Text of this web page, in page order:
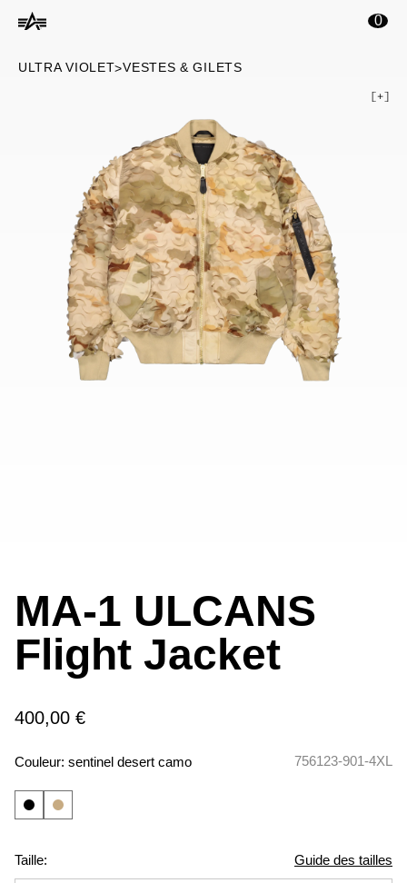
principal 0
ULTRA VIOLET>VESTES & GILETS
MA-1 ULCANS
Flight Jacket
400,00 €
Couleur: sentinel desert camo 756123-901-4XL
Taille: Guide des tailles